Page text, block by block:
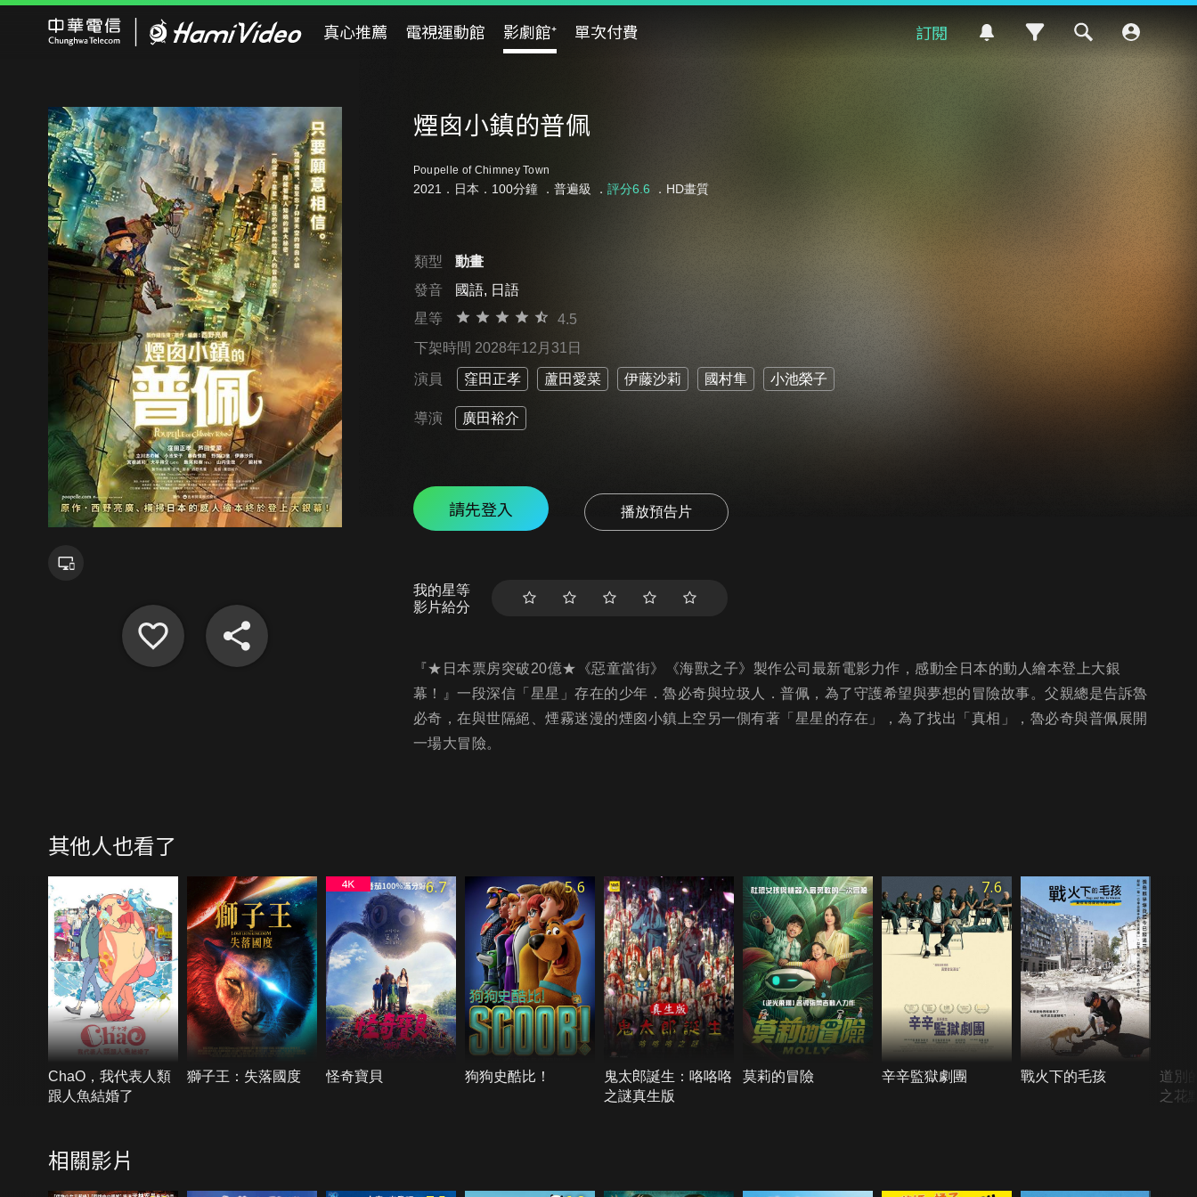
真心推薦 電視運動館 影劇館⁺ 單次付費 訂閱
煙囪小鎮的普佩
Poupelle of Chimney Town
2021．日本．100分鐘 ． 普遍級 ． 評分6.6 ．HD畫質
類型
動畫
發音
國語, 日語
星等
4.5
下架時間 2028年12月31日
演員 窪田正孝 蘆田愛菜 伊藤沙莉 國村隼 小池榮子
導演 廣田裕介
請先登入 播放預告片
我的星等
影片給分
『★日本票房突破20億★《惡童當街》《海獸之子》製作公司最新電影力作，感動全日本的動人繪本登上大銀
幕！』一段深信「星星」存在的少年．魯必奇與垃圾人．普佩，為了守護希望與夢想的冒險故事。父親總是告訴魯
必奇，在與世隔絕、煙霧迷漫的煙囪小鎮上空另一側有著「星星的存在」，為了找出「真相」，魯必奇與普佩展開
一場大冒險。
其他人也看了
ChaO，我代表人類
跟人魚結婚了
獅子王：失落國度
6.7
怪奇寶貝
5.6
狗狗史酷比！
鬼太郎誕生：咯咯咯
之謎真生版
莫莉的冒險
7.6
辛辛監獄劇團 戰火下的毛孩
道別
之花
相關影片